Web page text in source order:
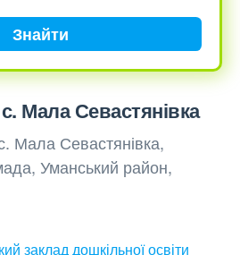
Знайти
Мала Севастянівка
Мала Севастянівка,
Уманський район,
заклад дошкільної освіти